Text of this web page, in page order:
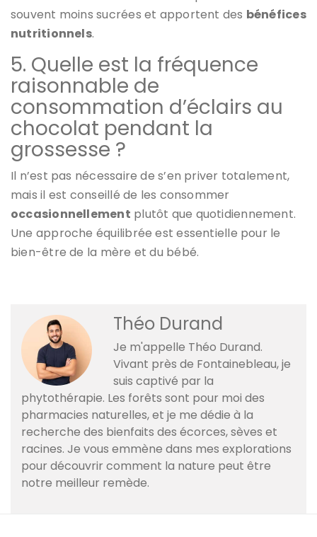
souvent moins sucrées et apportent des bénéfices
nutritionnels.
5. Quelle est la fréquence
raisonnable de
consommation d’éclairs au
chocolat pendant la
grossesse ?
Il n’est pas nécessaire de s’en priver totalement,
mais il est conseillé de les consommer
occasionnellement plutôt que quotidiennement.
Une approche équilibrée est essentielle pour le
bien-être de la mère et du bébé.
Théo Durand
Je m'appelle Théo Durand.
Vivant près de Fontainebleau, je
suis captivé par la
phytothérapie. Les forêts sont pour moi des
pharmacies naturelles, et je me dédie à la
recherche des bienfaits des écorces, sèves et
racines. Je vous emmène dans mes explorations
pour découvrir comment la nature peut être
notre meilleur remède.